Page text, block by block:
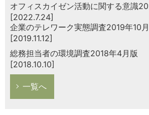
オフィスカイゼン活動に関する意識
[2022.7.24]
企業のテレワーク実態調査2019年10
[2019.11.12]
総務担当者の環境調査2018年4月版
[2018.10.10]
一覧へ